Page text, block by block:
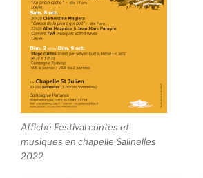
Affiche Festival contes et
musiques en chapelle Salinelles
2022